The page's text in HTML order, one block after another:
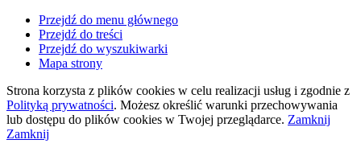
Przejdź do menu głównego
Przejdź do treści
Przejdź do wyszukiwarki
Mapa strony
Strona korzysta z plików cookies w celu realizacji usług i zgodnie z
Polityką prywatności. Możesz określić warunki przechowywania
lub dostępu do plików cookies w Twojej przeglądarce. Zamknij
Zamknij